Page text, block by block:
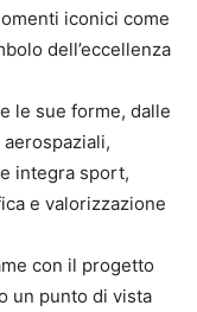
iconici come
dell’eccellenza
le sue forme, dalle
integra sport,
e valorizzazione
con il progetto
un punto di vista